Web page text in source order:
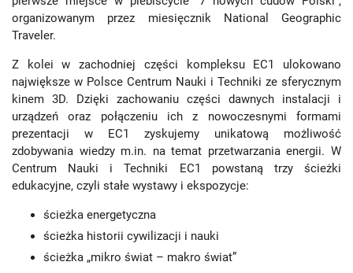
organizowanym przez miesięcznik National Geographic
Traveler.
Z kolei w zachodniej części kompleksu EC1 ulokowano
największe w Polsce Centrum Nauki i Techniki ze sferycznym
kinem 3D. Dzięki zachowaniu części dawnych instalacji i
urządzeń oraz połączeniu ich z nowoczesnymi formami
prezentacji w EC1 zyskujemy unikatową możliwość
zdobywania wiedzy m.in. na temat przetwarzania energii. W
Centrum Nauki i Techniki EC1 powstaną trzy ścieżki
edukacyjne, czyli stałe wystawy i ekspozycje:
ścieżka energetyczna
ścieżka historii cywilizacji i nauki
ścieżka „mikro świat – makro świat”